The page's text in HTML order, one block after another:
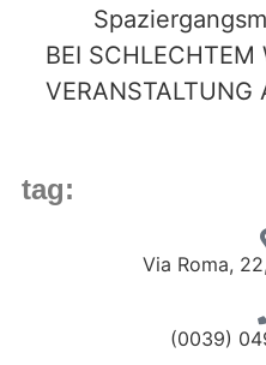
BEI SCHLECHTEM
VERANSTALTUNG
tag:
Via Roma,
(0039)